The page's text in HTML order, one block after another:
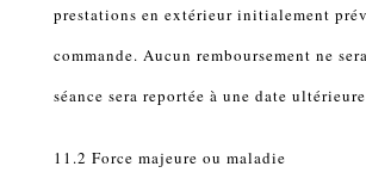
prestations en extérieur initialement
commande. Aucun remboursement ne
séance sera reportée à une date
11.2 Force majeure ou maladie